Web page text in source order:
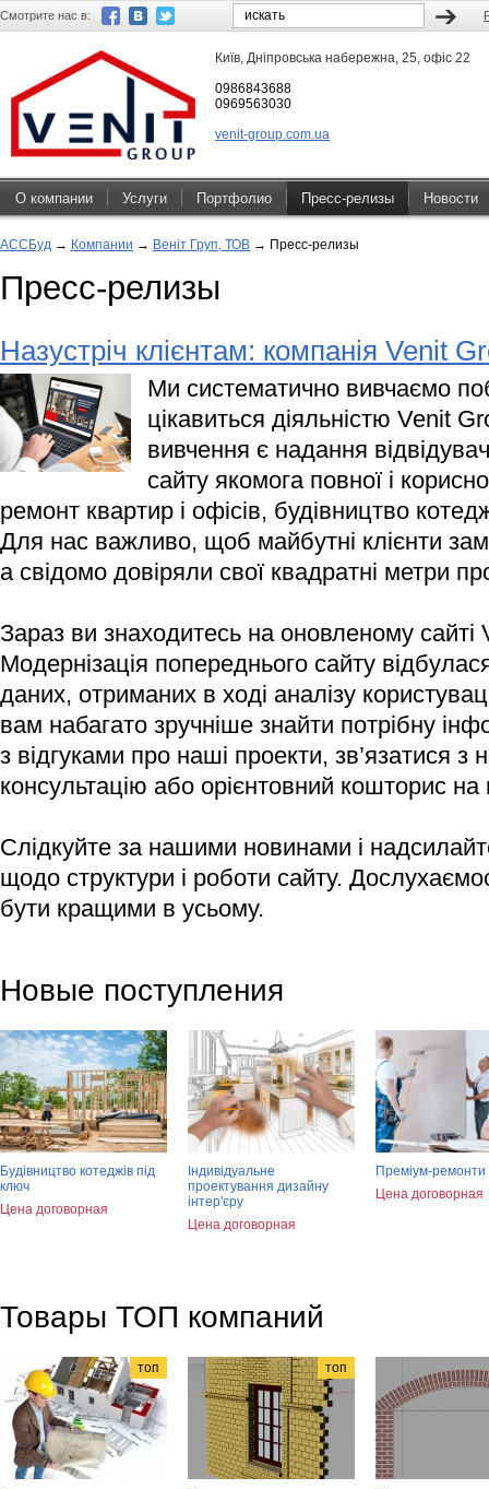
Смотрите нас в:
Київ, Дніпровська набережна, 25, офіс 22
0986843688
0969563030
venit-group.com.ua
О компании Услуги Портфолио Пресс-релизы Новости
АССБуд → Компании → Веніт Груп, ТОВ → Пресс-релизы
Пресс-релизы
Назустріч клієнтам: компанія Venit
Ми систематично вивчаємо
цікавиться діяльністю Venit
вивчення є надання
сайту якомога повної і
ремонт квартир і офісів, будівництво
Для нас важливо, щоб майбутні клієнти
а свідомо довіряли свої квадратні метри
Зараз ви знаходитесь на оновленому сайті
Модернізація попереднього сайту
даних, отриманих в ході аналізу
вам набагато зручніше знайти потрібну
з відгуками про наші проекти, зв’язатися
консультацію або орієнтовний кошторис
Слідкуйте за нашими новинами і
щодо структури і роботи сайту.
бути кращими в усьому.
Новые поступления
Будівництво котеджів під
ключ
Цена договорная
Індивідуальне
проектування дизайну
інтер'єру
Цена договорная
Преміум-ремонти
Цена договорная
Товары ТОП компаний
топ топ